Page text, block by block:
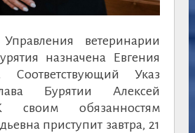
ветеринарии
назначена Евгения
Соответствующий Указ
Бурятии Алексей
обязанностям
приступит завтра, 21